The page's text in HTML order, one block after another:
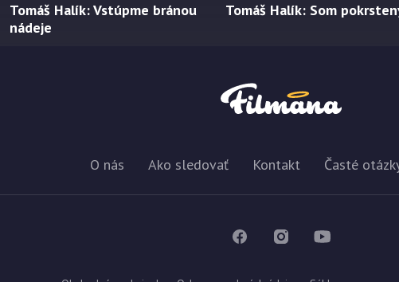
Tomáš Halík: Vstúpme bránou
nádeje
Tomáš Halík: Som
O nás Ako sledovať Kontakt Časté